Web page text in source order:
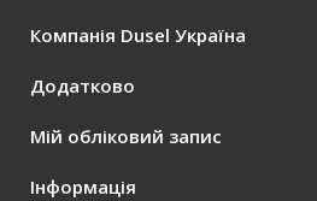
Компанія Dusel Україна
Додатково
Мій обліковий запис
Інформація